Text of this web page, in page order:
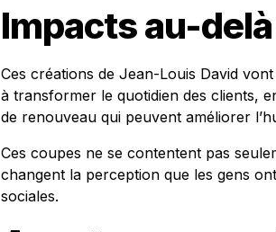
Impacts au-
Ces créations de Jean-Louis David
à transformer le quotidien des clients,
de renouveau qui peuvent améliorer
Ces coupes ne se contentent pas
changent la perception que les gens
sociales.